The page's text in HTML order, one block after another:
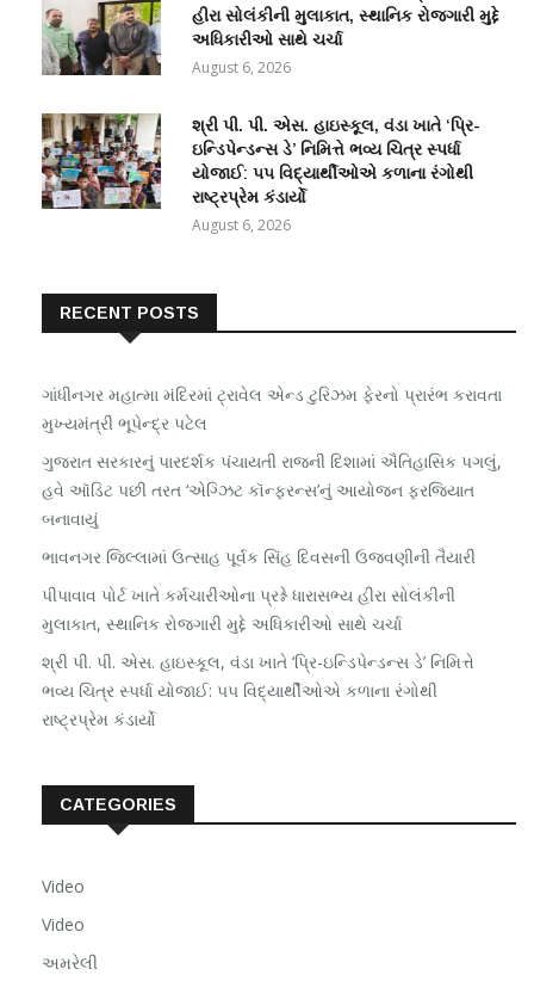
હીરા સોલંકીની મુલાકાત, સ્થાનિક રોજગારી મુદ્દે
અધિકારીઓ સાથે ચર્ચા
August 6, 2026
શ્રી પી. પી. એસ. હાઇસ્કૂલ, વંડા ખાતે ‘પ્રિ-
ઇન્ડિપેન્ડન્સ ડે’ નિમિત્તે ભવ્ય ચિત્ર સ્પર્ધા
યોજાઈ: ૫૫ વિદ્યાર્થીઓએ કળાના રંગોથી
રાષ્ટ્રપ્રેમ કંડાર્યો
August 6, 2026
RECENT POSTS
ગાંધીનગર મહાત્મા મંદિરમાં ટ્રાવેલ એન્ડ ટુરિઝમ ફેરનો પ્રારંભ કરાવતા
મુખ્યમંત્રી ભૂપેન્દ્ર પટેલ
ગુજરાત સરકારનું પારદર્શક પંચાયતી રાજની દિશામાં ઐતિહાસિક પગલું,
હવે ઑડિટ પછી તરત ‘એગ્ઝિટ કૉન્ફરન્સ’નું આયોજન ફરજિયાત
બનાવાયું
ભાવનગર જિલ્લામાં ઉત્સાહ પૂર્વક સિંહ દિવસની ઉજવણીની તૈયારી
પીપાવાવ પોર્ટ ખાતે કર્મચારીઓના પ્રશ્ને ધારાસભ્ય હીરા સોલંકીની
મુલાકાત, સ્થાનિક રોજગારી મુદ્દે અધિકારીઓ સાથે ચર્ચા
શ્રી પી. પી. એસ. હાઇસ્કૂલ, વંડા ખાતે ‘પ્રિ-ઇન્ડિપેન્ડન્સ ડે’ નિમિત્તે
ભવ્ય ચિત્ર સ્પર્ધા યોજાઈ: ૫૫ વિદ્યાર્થીઓએ કળાના રંગોથી
રાષ્ટ્રપ્રેમ કંડાર્યો
CATEGORIES
Video
Video
અમરેલી